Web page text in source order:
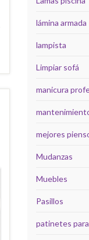
lámina armada
lampista
Limpiar sofá
manicura
mejores
Mudanzas
Muebles
Pasillos
patinetes